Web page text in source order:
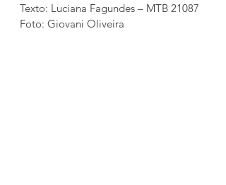
Texto: Luciana Fagundes – MTB 21087
Foto: Giovani Oliveira